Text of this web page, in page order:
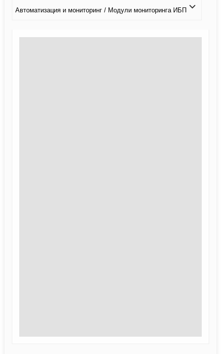
Автоматизация и мониторинг / Модули мониторинга ИБП